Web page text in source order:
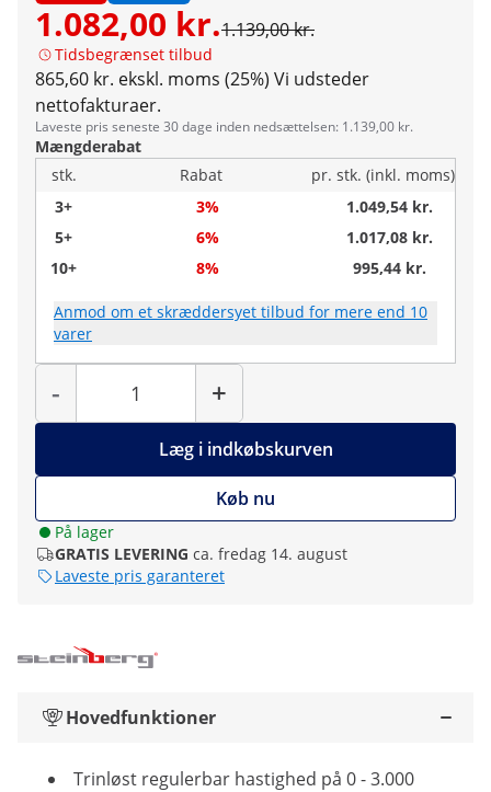
1.082,00 kr.1.139,00 kr.
Tidsbegrænset tilbud
865,60 kr. ekskl. moms (25%) Vi udsteder
nettofakturaer.
Laveste pris seneste 30 dage inden nedsættelsen: 1.139,00 kr.
Mængderabat
stk.
Rabat
pr. stk. (inkl. moms)
3+
3%
1.049,54 kr.
5+
6%
1.017,08 kr.
10+
8% 995,44 kr.
Anmod om et skræddersyet tilbud for mere end 10
varer
-
Antal
+
Læg i indkøbskurven
Køb nu
På lager
GRATIS LEVERING ca. fredag 14. august
Laveste pris garanteret
Hovedfunktioner
Trinløst regulerbar hastighed på 0 - 3.000